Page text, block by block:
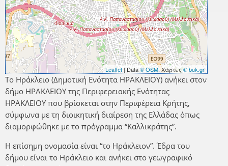
Leaflet | Data© OSM, Χάρτες© buk.gr
Το Ηράκλειο (Δημοτική Ενότητα ΗΡΑΚΛΕΙΟΥ) ανήκει στον
δήμο ΗΡΑΚΛΕΙΟΥ της Περιφερειακής Ενότητας
ΗΡΑΚΛΕΙΟΥ που βρίσκεται στην Περιφέρεια Κρήτης,
σύμφωνα με τη διοικητική διαίρεση της Ελλάδας όπως
διαμορφώθηκε με το πρόγραμμα “Καλλικράτης”.
Η επίσημη ονομασία είναι “το Ηράκλειον”. Έδρα του
δήμου είναι το Ηράκλειο και ανήκει στο γεωγραφικό